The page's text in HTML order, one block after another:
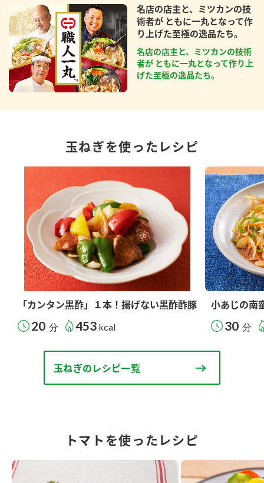
名店の店主と、ミツカンの技
術者が ともに一丸となって作
り上げた至極の逸品たち。
名店の店主と、ミツカンの技術
者が ともに一丸となって作り上
げた至極の逸品たち。
玉ねぎを使ったレシピ
「カンタン黒酢」１本！揚げない黒酢酢豚
20 分 453 kcal
小あじの南
30 分
玉ねぎのレシピ一覧
トマトを使ったレシピ